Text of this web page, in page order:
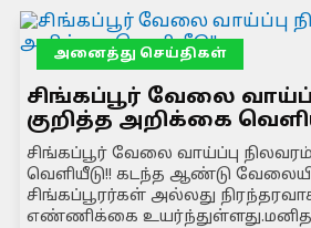
அனைத்து செய்திகள்
சிங்கப்பூர் வேலை
குறித்த அறிக்கை
சிங்கப்பூர் வேலை வாய்ப்பு
வெளியீடு!! கடந்த ஆண்டு
சிங்கப்பூரர்கள் அல்லது
எண்ணிக்கை